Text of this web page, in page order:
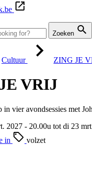
Zoeken
Cultuur ZING JE
VRIJ
in vier avondsessies met
2027 - 20.00u tot di 23
in
volzet